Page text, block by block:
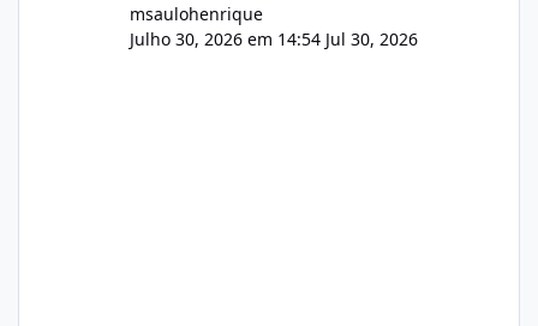
msaulohenrique
Julho 30, 2026 em 14:54 Jul 30, 2026